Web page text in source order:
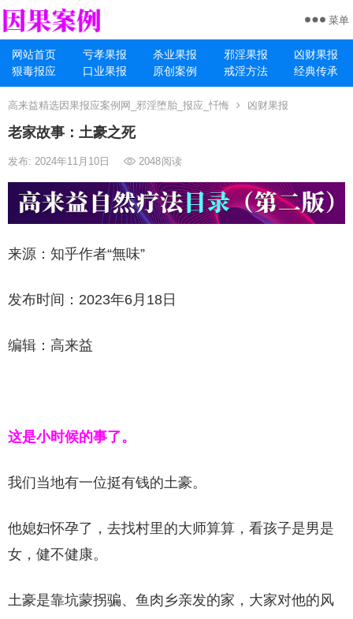
网站首页 亏孝果报 杀业果报 邪淫果报
凶财果报
狠毒报应
口业果报 原创案例 戒淫方法 经典传承
菜单
高来益精选因果报应案例网_邪淫堕胎_报应_忏悔 凶财果报
老家故事：土豪之死
发布: 2024年11月10日 2048阅读
来源：知乎作者“無味”
发布时间：2023年6月18日
编辑：高来益
这是小时候的事了。
我们当地有一位挺有钱的土豪。
他媳妇怀孕了，去找村里的大师算算，看孩子是男是
女，健不健康。
土豪是靠坑蒙拐骗、鱼肉乡亲发的家，大家对他的风